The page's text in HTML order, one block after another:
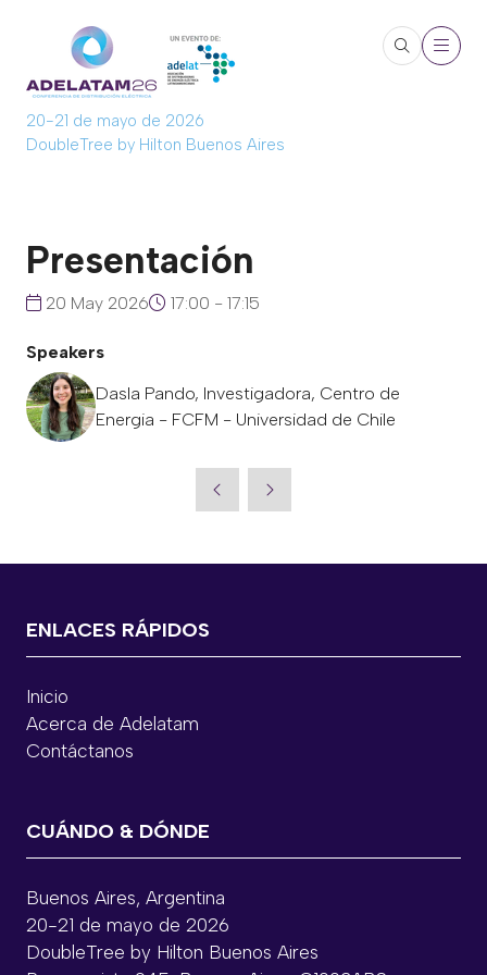
20-21 de mayo de 2026
DoubleTree by Hilton Buenos Aires
Presentación
20 May 2026 17:00 - 17:15
Speakers
Dasla Pando, Investigadora, Centro de
Energia - FCFM - Universidad de Chile
ENLACES RÁPIDOS
Inicio
Acerca de Adelatam
Contáctanos
CUÁNDO & DÓNDE
Buenos Aires, Argentina
20-21 de mayo de 2026
DoubleTree by Hilton Buenos Aires